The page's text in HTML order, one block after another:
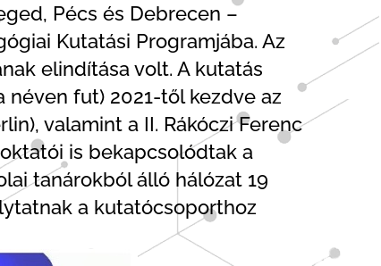
Pécs és Debrecen –
Kutatási Programjába. Az
elindítása volt. A kutatás
néven fut) 2021-től kezdve az
valamint a II. Rákóczi Ferenc
is bekapcsolódtak a
tanárokból álló hálózat 19
a kutatócsoporthoz